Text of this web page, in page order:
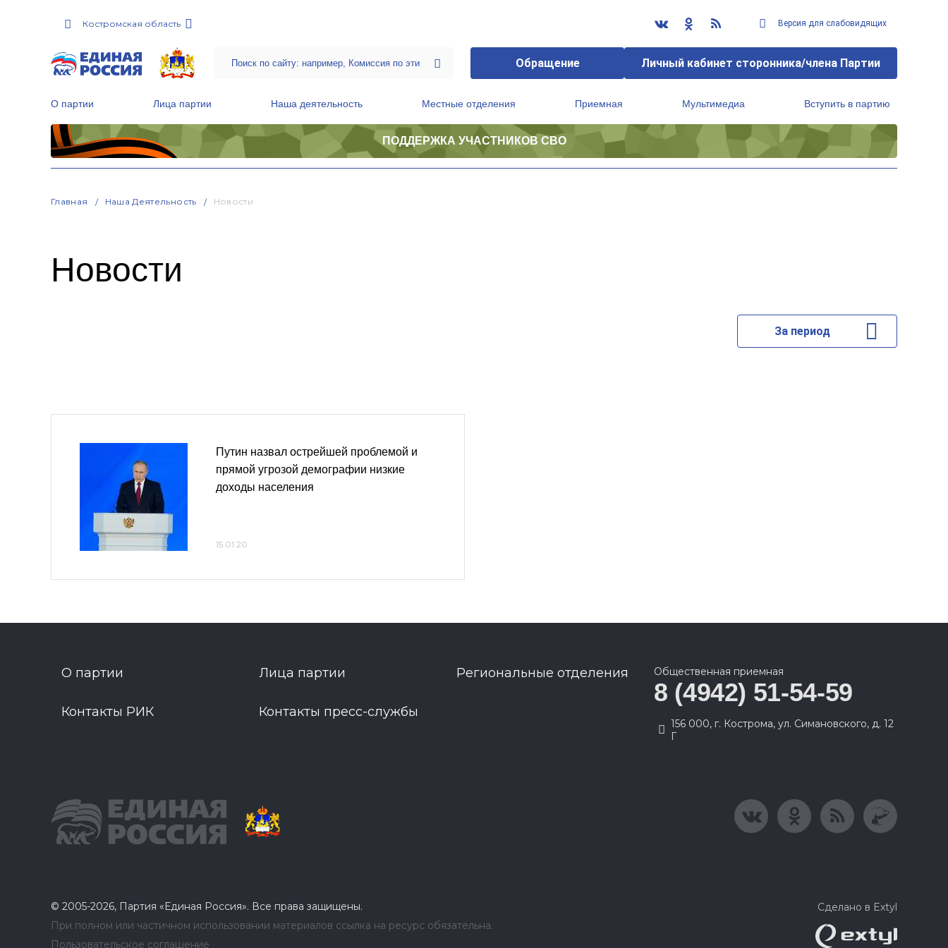
Костромская область Версия для слабовидящих
Обращение Личный кабинет сторонника/члена Партии
О партии Лица партии Наша деятельность Местные отделения Приемная Мультимедиа Вступить в партию
ПОДДЕРЖКА УЧАСТНИКОВ СВО
Главная Наша Деятельность Новости
Новости
За период
Путин назвал острейшей проблемой и
прямой угрозой демографии низкие
доходы населения
15.01.20
О партии Лица партии Региональные отделения
Контакты РИК Контакты пресс-службы
Общественная приемная
8 (4942) 51-54-59
156 000, г. Кострома, ул. Симановского, д. 12
Г
© 2005-2026, Партия «Единая Россия». Все права защищены.
При полном или частичном использовании материалов ссылка на ресурс обязательна.
Пользовательское соглашение
Сделано в Extyl